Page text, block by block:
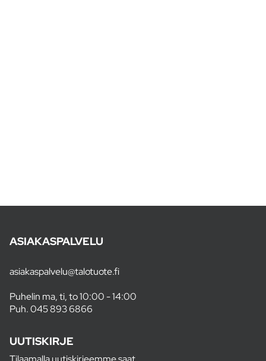
ASIAKASPALVELU
asiakaspalvelu@talotuote.fi
Puhelin ma, ti, to 10:00 - 14:00
Puh.045 893 6866
UUTISKIRJE